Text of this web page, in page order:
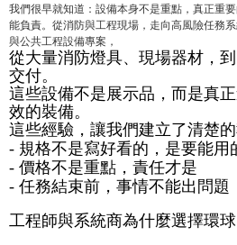
我們很早就知道：設備本身不是重點，真正重
能負責。從消防與工程現場，走向高風險任務
與公共工程設備專案，
從大量消防燈具、現場器材，
交付。
這些設備不是展示品，而是真
效的裝備。
這些經驗，讓我們建立了清楚的
- 規格不是寫好看的，是要能用
- 價格不是重點，責任才是
- 任務結束前，事情不能出問題
工程師與系統商為什麼選擇環球